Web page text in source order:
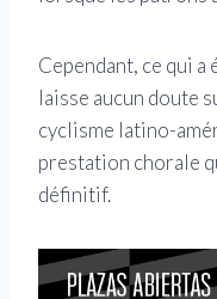
Cependant, ce qui
laisse aucun doute
cyclisme latino-
prestation chorale
définitif.